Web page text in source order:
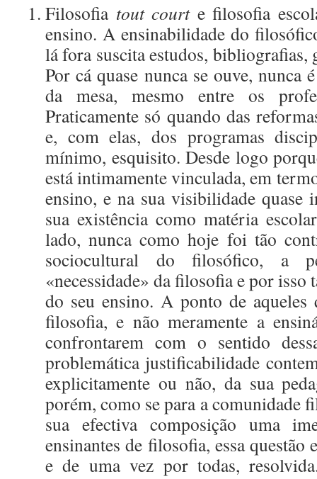
Filosofia tout courte filosofia
ensino. A ensinabilidade do
lá fora suscita estudos, bibliografias,
Por cá quase nunca se ouve, nunca
da mesa, mesmo entre os
Praticamente só quando das
e, com elas, dos programas
mínimo, esquisito. Desde logo
está intimamente vinculada, em
ensino, e na sua visibilidade quase
sua existência como matéria
lado, nunca como hoje foi tão
sociocultural do filosófico, a
«necessidade» da filosofia e por isso
do seu ensino. A ponto de aqueles
filosofia, e não meramente a
confrontarem com o sentido
problemática justificabilidade
explicitamente ou não, da sua
porém, como se para a comunidade
sua efectiva composição uma
ensinantes de filosofia, essa questão
e de uma vez por todas,